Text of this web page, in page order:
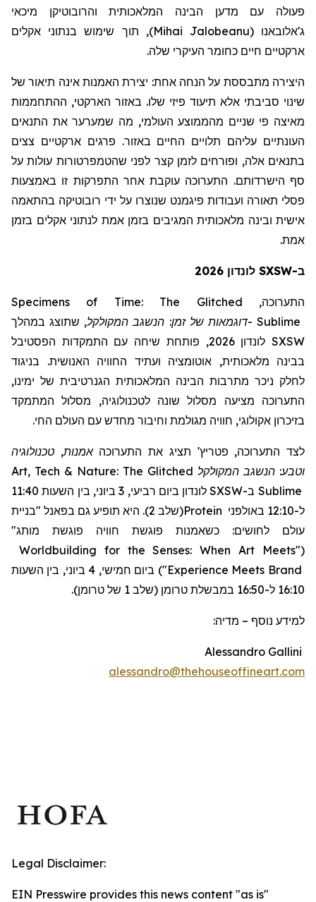
פעולה עם מדען הבינה המלאכותית והרובוטיקן
מיכאי
ג'אלובאנו (
Mihai Jalobeanu
), תוך שימוש בנתוני אקלים
ארקטיים חיים כחומר העיקרי שלה.
היצירה מתבססת על הנחה אחת: יצירת האמנות אינה תיאור של
שינוי סביבתי אלא תיעוד פיזי שלו. באזור הארקטי, ההתחממות
מאיצה פי שניים מהממוצע העולמי, מה שמערער את התנאים
העונתיים עליהם תלויים החיים באזור. פרגים ארקטיים צצים
בתנאים אלה, ופורחים לזמן קצר לפני שהטמפרטורות עולות על
סף הישרדותם. התערוכה עוקבת אחר התפרקות זו באמצעות
פסלי תאורה ועבודות פיגמנט שנוצרו על ידי רובוטיקה בהתאמה
אישית ובינה מלאכותית המגיבים בזמן אמת לנתוני אקלים בזמן
אמת.
ב-SXSW לונדון 2026
התערוכה, Specimens of Time: The Glitched
Sublime
-דוגמאות של זמן: הנשגב המקולקל, שתוצג במהלך
SXSW
לונדון 2026, פותחת שיחה עם התמקדות הפסטיבל
בבינה מלאכותית, אוטומציה ועתיד החוויה האנושית. בניגוד
לחלק ניכר מתרבות הבינה המלאכותית הגנרטיבית של ימינו,
התערוכה מציעה מסלול שונה לטכנולוגיה, מסלול המתמקד
בזיכרון אקולוגי, חוויה מגולמת וחיבור מחדש עם העולם החי.
לצד התערוכה, פטריץ' תציג את התערוכה אמנות, טכנולוגיה
וטבע: הנשגב המקולקל Art, Tech & Nature: The Glitched
Sublime ב-SXSW
לונדון ביום רביעי, 3 ביוני, בין השעות 11:40
ל-12:10 באולפני
Protein(שלב 2). היא תופיע גם בפאנל
"בניית
עולם לחושים: כשאמנות פוגשת חוויה פוגשת מותג"
(
"
Worldbuilding for the Senses: When Art Meets
Experience Meets Brand
"
)
ביום חמישי, 4 ביוני, בין השעות
16:10 ל-16:50 במבשלת טרומן (שלב 1 של טרומן).
למידע נוסף – מדיה:
Alessandro Gallini
alessandro@thehouseoffineart.com
Legal Disclaimer:
EIN Presswire provides this news content "as is"